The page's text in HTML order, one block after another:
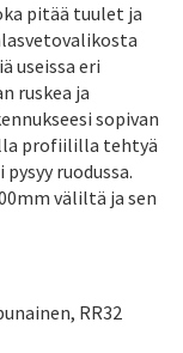
pitää tuulet ja
useissa eri
ruskea ja
sopivan
profiililla tehtyä
ruodussa.
väliltä ja sen
RR32